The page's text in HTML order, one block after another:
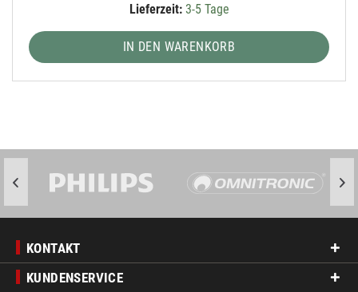
Lieferzeit:3-5 Tage
IN DEN WARENKORB
KONTAKT
KUNDENSERVICE